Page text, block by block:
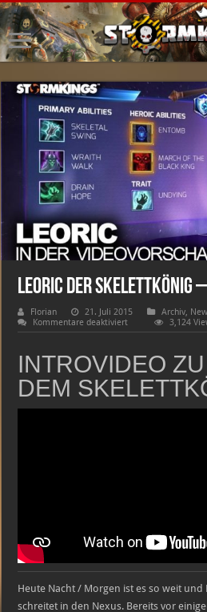
Leoric der Skelettkönig
Florian 21. Juli 2015 Archiv,
Kommentare deaktiviertfür
Leoric
–
Introvideo
3,124
INTROVIDEO
DEM
Heute Nacht / Morgen ist es so weit und
schreitet in den Nexus. Bereits vor